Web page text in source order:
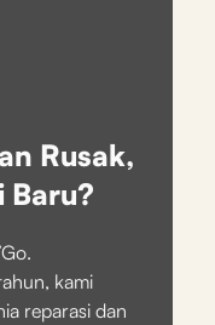
Rusak,
Baru?
kami
reparasi dan